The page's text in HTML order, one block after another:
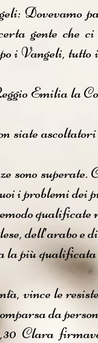
Dovevamo
gente che
i Vangeli,
Emilia la
siate
sono
i problemi dei
dell’arabo e
più qualificata
vince le
da
Clara